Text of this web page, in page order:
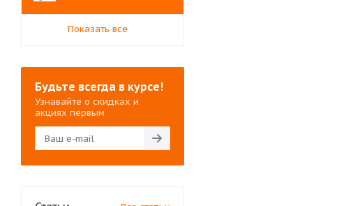
Показать все
Будьте всегда в курсе!
Узнавайте о скидках и
акциях первым